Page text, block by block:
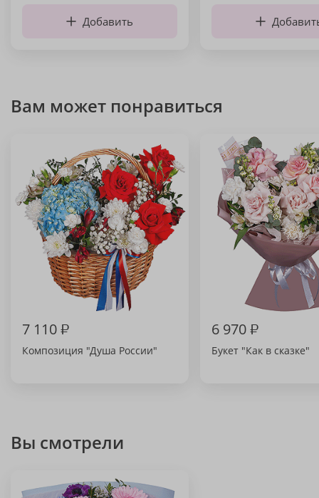
Добавить
Вам может понравиться
7 110₽
Композиция "Душа России"
6 970₽
Букет "Как в сказке"
Вы смотрели